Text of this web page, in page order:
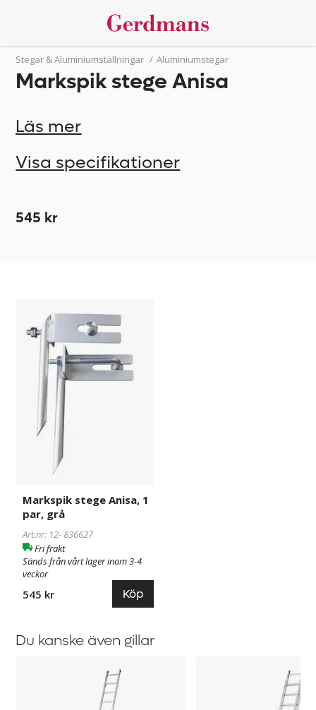
Stegar & Aluminiumställningar / Aluminiumstegar
Markspik stege Anisa
Läs mer
Visa specifikationer
545 kr
stege
Anisa,
Markspik stege Anisa, 1
par, grå
Art.nr: 12-836627
Fri frakt
Sänds från vårt lager inom 3-4
veckor
545 kr Köp
Du kanske även gillar
Skeppshultstegen
Skeppshultstegen